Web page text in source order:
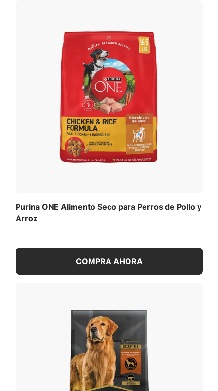
Purina ONE Alimento Seco para Perros de Pollo y
Arroz
COMPRA AHORA